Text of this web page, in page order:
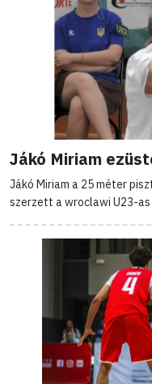
Jákó Miriam
Jákó Miriam a 25 méter
szerzett a wroclawi U23-